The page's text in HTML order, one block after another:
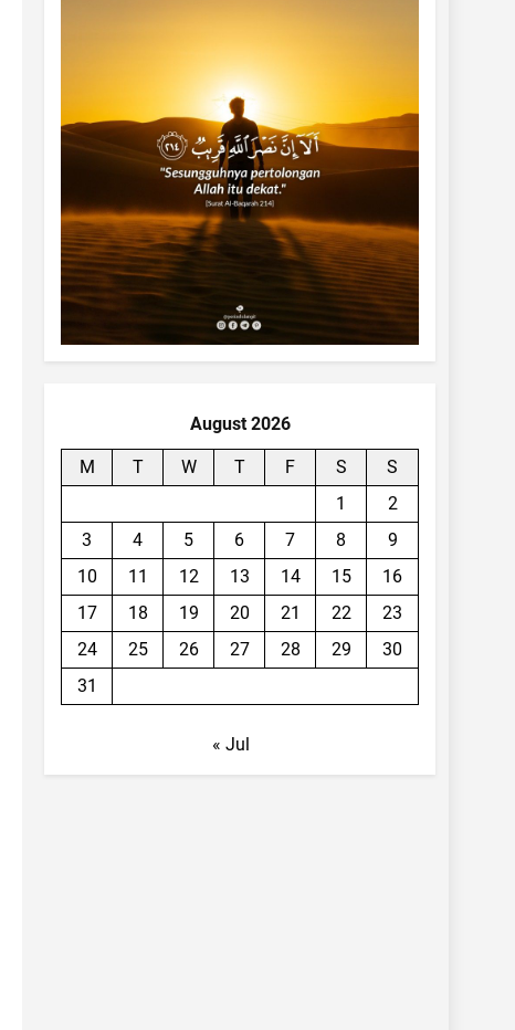
August 2026
M T W T F S
S
1
2
3
4 5 6 7 8
9
10
11 12 13 14 15
16
17
18 19 20 21 22
23
24
25 26 27 28 29
30
31
« Jul